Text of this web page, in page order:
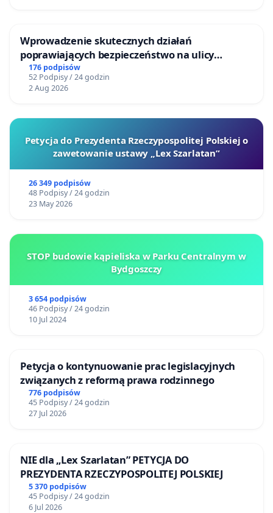
Wprowadzenie skutecznych działań
poprawiających bezpieczeństwo na ulicy
Żeromskiego w Otwocku
176 podpisów
52 Podpisy / 24 godzin
2 Aug 2026
Petycja do Prezydenta Rzeczypospolitej Polskiej o
zawetowanie ustawy „Lex Szarlatan”
26 349 podpisów
48 Podpisy / 24 godzin
23 May 2026
STOP budowie kąpieliska w Parku Centralnym w
Bydgoszczy
3 654 podpisów
46 Podpisy / 24 godzin
10 Jul 2024
Petycja o kontynuowanie prac legislacyjnych
związanych z reformą prawa rodzinnego
776 podpisów
45 Podpisy / 24 godzin
27 Jul 2026
NIE dla „Lex Szarlatan” PETYCJA DO
PREZYDENTA RZECZYPOSPOLITEJ POLSKIEJ
5 370 podpisów
45 Podpisy / 24 godzin
6 Jul 2026